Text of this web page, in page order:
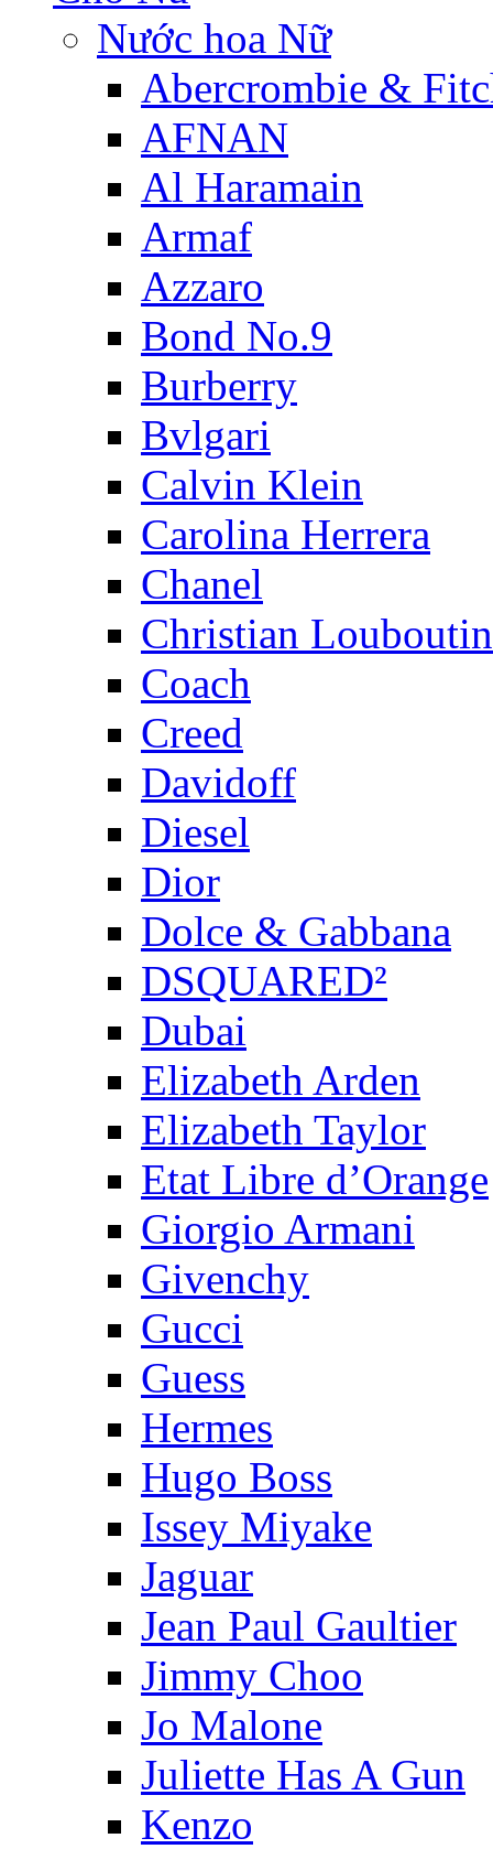
Nước hoa Nữ
Abercrombie &
AFNAN
Al Haramain
Armaf
Azzaro
Bond No.9
Burberry
Bvlgari
Calvin Klein
Carolina Herrera
Chanel
Christian Louboutin
Coach
Creed
Davidoff
Diesel
Dior
Dolce & Gabbana
DSQUARED²
Dubai
Elizabeth Arden
Elizabeth Taylor
Etat Libre d’Orange
Giorgio Armani
Givenchy
Gucci
Guess
Hermes
Hugo Boss
Issey Miyake
Jaguar
Jean Paul Gaultier
Jimmy Choo
Jo Malone
Juliette Has A Gun
Kenzo